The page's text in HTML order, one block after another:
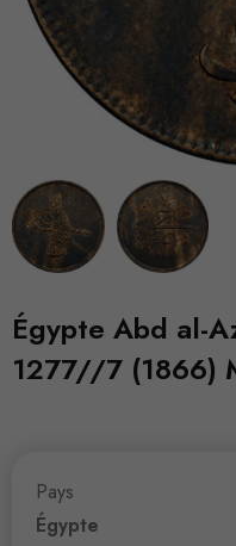
Égypte Abd al-
1277//7 (1866)
Pays
Égypte